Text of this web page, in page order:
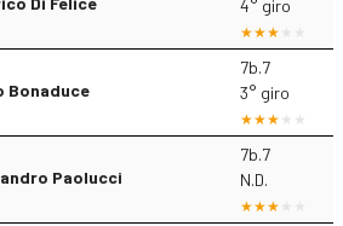
4° giro
Bonaduce
7b.7
3° giro
Paolucci
7b.7
N.D.